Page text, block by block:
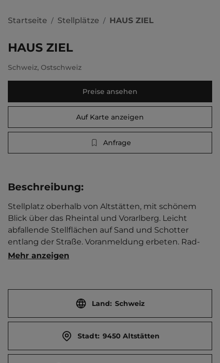
Startseite / Stellplätze / HAUS ZIEL
HAUS ZIEL
Schweiz, Ostschweiz
Preise ansehen
Auf Karte anzeigen
Anfrage
Beschreibung:
Stellplatz oberhalb von Altstätten, mit schönem
Blick über das Rheintal und Vorarlberg. Leicht
abfallende Stellflächen auf Sand und Schotter
entlang der Straße. Voranmeldung erbeten. Rad-
und Wanderwege in der Umgebung.   Ort 3 km
Mehr anzeigen
Land: Schweiz
Stadt: 9450 Altstätten